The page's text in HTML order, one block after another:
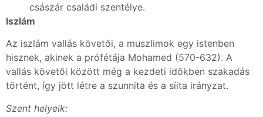
császár családi szentélye.
Iszlám
Az iszlám vallás követői, a muszlimok egy istenben
hisznek, akinek a prófétája Mohamed (570-632). A
vallás követői között még a kezdeti időkben szakadás
történt, így jött létre a szunnita és a síita irányzat.
Szent helyeik: